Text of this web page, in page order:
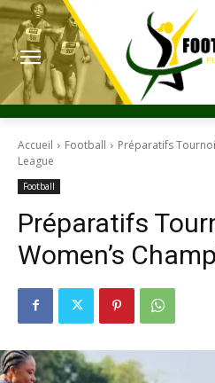
Accueil Football
Préparatifs
League
Football
Préparatifs
Women’s